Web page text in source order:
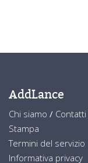
AddLance
Chi siamo / Contatti
Stampa
Termini del servizio
Informativa privacy